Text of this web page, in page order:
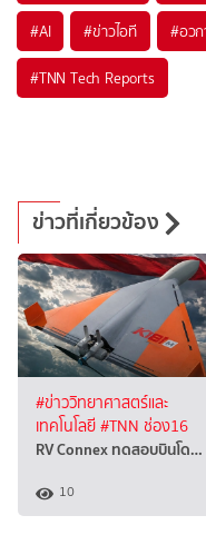
#AI #ข่าวไอที #อว
#TNN Tech Reports
ข่าวที่เกี่ยวข้อง
#ข่าววิทยาศาสตร์และ
เทคโนโลยี#TNN ช่อง16
RV Connex ทดสอบบินโด…
10